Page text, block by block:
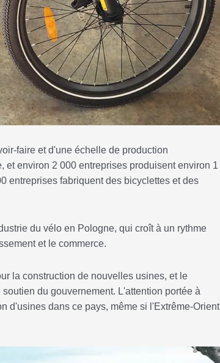
faire et d'une échelle de production
environ 2 000 entreprises produisent environ 1
entreprises fabriquent des bicyclettes et des
du vélo en Pologne, qui croît à un rythme
et le commerce.
la construction de nouvelles usines, et le
du gouvernement. L'attention portée à
d'usines dans ce pays, même si l'Extrême-Orient